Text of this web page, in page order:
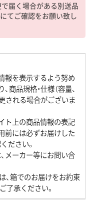
届く場合がある別送品
てご確認をお願い致し
報を表示するよう努め
商品規格・仕様（容量、
される場合がございま
ト上の商品情報の表記
前には必ずお届けした
ださい。
メーカー等にお問い合
、箱でのお届けをお約束
了承ください。